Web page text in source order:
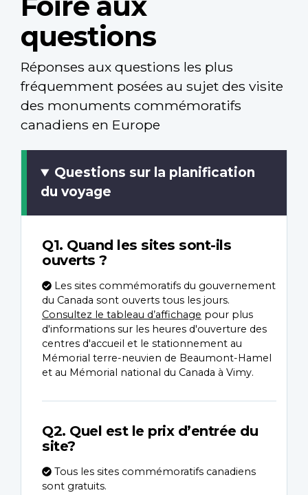
questions
Réponses aux questions les plus
fréquemment posées au sujet des visite
des monuments commémoratifs
canadiens en Europe
Questions sur la planification
du voyage
Q1. Quand les sites sont-ils
ouverts ?
Les sites commémoratifs du gouvernement
du Canada sont ouverts tous les jours.
Consultez le tableau d’affichage pour plus
d'informations sur les heures d'ouverture des
centres d'accueil et le stationnement au
Mémorial terre-neuvien de Beaumont-Hamel
et au Mémorial national du Canada à Vimy.
Q2. Quel est le prix d’entrée du
site?
Tous les sites commémoratifs canadiens
sont gratuits.